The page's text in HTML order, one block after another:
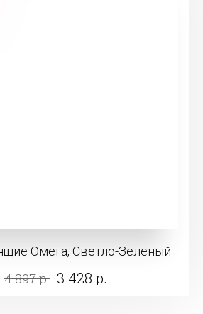
Омега, Светло-Зеленый
4 897 р. 3 428 р.